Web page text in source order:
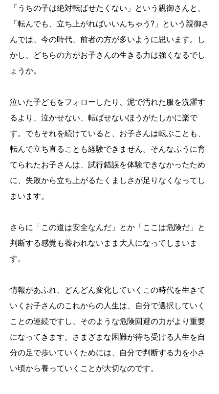
「うちの子は絶対転ばせたくない」という親御さんと、
「転んでも、立ち上がればいいんちゃう?」という親御さ
んでは、今の時代、前者の方が多いように思います。し
かし、どちらの方がお子さんの生きる力は強くなるでし
ょうか。
泣いた子どもをフォローしたり、泥で汚れた服を洗濯す
るより、泣かせない、転ばせないほうがたしかに楽で
す。でもそれを続けていると、お子さんは転ぶことも、
転んで立ち直ることも経験できません。そんなふうに育
てられたお子さんは、試行錯誤を体験できなかったため
に、失敗から立ち上がるたくましさが足りなくなってし
まいます。
さらに「この道は安全なんだ」とか「ここは危険だ」と
判断する感覚も養われないまま大人になってしまいま
す。
情報があふれ、どんどん変化していくこの時代を生きて
いくお子さんのこれからの人生は、自分で選択していく
ことの連続ですし、そのような危険回避の力がより重要
になってきます。さまざまな困難が待ち受ける人生を自
分の足で歩いていくためには、自分で判断する力を小さ
い頃から養っていくことが大切なのです。